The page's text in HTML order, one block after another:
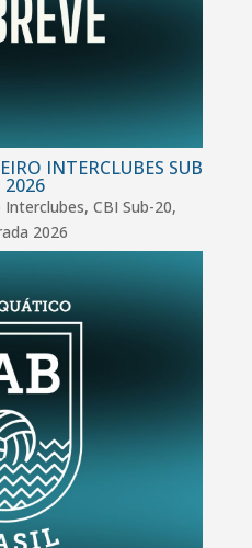
INTERCLUBES SUB
2026
,CBI Sub-20,
2026